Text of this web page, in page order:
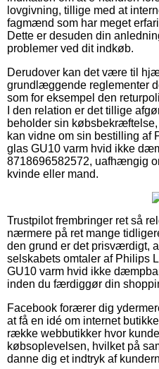
lovgivning, tillige med at
fagmænd som har meget
Dette er desuden din
problemer ved dit indkøb.
Derudover kan det være til
grundlæggende reglementer
som for eksempel den
I den relation er det tillige
beholder sin
kan vidne om sin bestilling af
glas GU10 varm hvid ikke
8718696582572, uafhængig
kvinde eller mand.
Trustpilot frembringer ret så
nærmere på ret mange
den grund er det prisværdigt,
selskabets omtaler af Philips
GU10 varm hvid ikke
inden du færdiggør din
Facebook forærer dig
at få en idé om internet
række webbutikker hvor
købsoplevelsen, hvilket på
danne dig et indtryk af